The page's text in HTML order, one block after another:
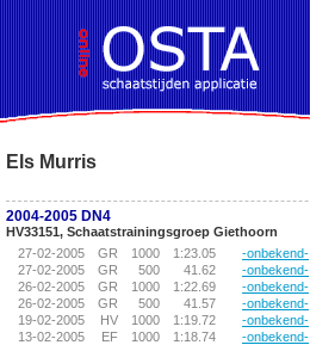
Els Murris
2004-2005 DN4
HV33151, Schaatstrainingsgroep Giethoorn
27-02-2005
GR 1000 1:23.05
-onbekend-
27-02-2005
GR 500 41.62
-onbekend-
26-02-2005
GR 1000 1:22.69
-onbekend-
26-02-2005
GR 500 41.57
-onbekend-
19-02-2005
HV 1000 1:19.72
-onbekend-
13-02-2005
EF 1000 1:18.74
-onbekend-